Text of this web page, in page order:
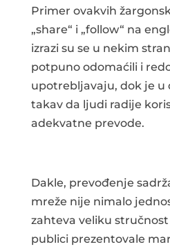
Primer ovakvih
„share“ i „follow“ na
izrazi su se u nekim
potpuno odomaćili i
upotrebljavaju, dok je u
takav da ljudi radije
adekvatne prevode.
Dakle, prevođenje
mreže nije nimalo
zahteva veliku
publici prezentovale